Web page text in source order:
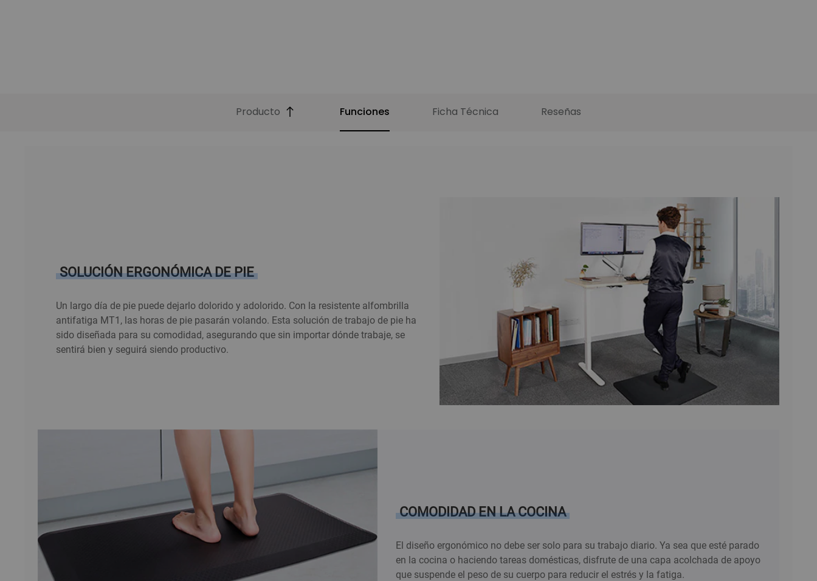
Producto Funciones Ficha Técnica Reseñas
SOLUCIÓN ERGONÓMICA DE PIE
Un largo día de pie puede dejarlo dolorido y adolorido. Con la resistente alfombrilla
antifatiga MT1, las horas de pie pasarán volando. Esta solución de trabajo de pie ha
sido diseñada para su comodidad, asegurando que sin importar dónde trabaje, se
sentirá bien y seguirá siendo productivo.
COMODIDAD EN LA COCINA
El diseño ergonómico no debe ser solo para su trabajo diario. Ya sea que esté parado
en la cocina o haciendo tareas domésticas, disfrute de una capa acolchada de apoyo
que suspende el peso de su cuerpo para reducir el estrés y la fatiga.